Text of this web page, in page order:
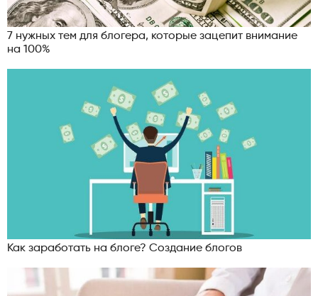
7 нужных тем для блогера, которые зацепит внимание
на 100%
Как заработать на блоге? Создание блогов